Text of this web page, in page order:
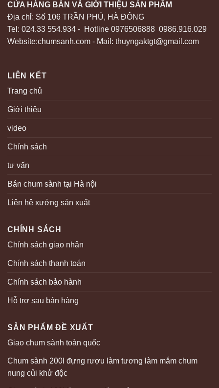
CỬA HÀNG BÁN VÀ GIỚI THIỆU SẢN PHẨM
Địa chỉ: Số 106 TRẦN PHÚ, HÀ ĐÔNG
Tel: 024.33 554.934 - Hotline 0976506888 0986.916.029
Website:chumsanh.com - Mail: thuyngaktgt@gmail.com
LIÊN KẾT
Trang chủ
Giới thiệu
video
Chính sách
tư vấn
Bán chum sành tại Hà nội
Liên hệ xưởng sản xuất
CHÍNH SÁCH
Chính sách giao nhận
Chính sách thanh toán
Chính sách bảo hành
Hỗ trợ sau bán hàng
SẢN PHẨM ĐỀ XUẤT
Giao chum sành toàn quốc
Chum sành 200l đựng rượu làm tương làm mắm chum
nung củi khử độc